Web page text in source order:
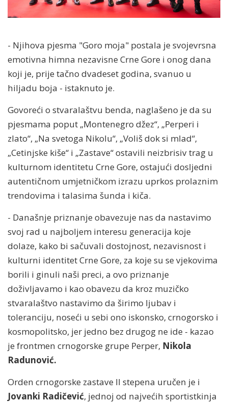
- Njihova pjesma "Goro moja" postala je svojevrsna
emotivna himna nezavisne Crne Gore i onog dana
koji je, prije tačno dvadeset godina, svanuo u
hiljadu boja - istaknuto je.
Govoreći o stvaralaštvu benda, naglašeno je da su
pjesmama poput „Montenegro džez“, „Perperi i
zlato“, „Na svetoga Nikolu“, „Voliš dok si mlad“,
„Cetinjske kiše“ i „Zastave“ ostavili neizbrisiv trag u
kulturnom identitetu Crne Gore, ostajući dosljedni
autentičnom umjetničkom izrazu uprkos prolaznim
trendovima i talasima šunda i kiča.
- Današnje priznanje obavezuje nas da nastavimo
svoj rad u najboljem interesu generacija koje
dolaze, kako bi sačuvali dostojnost, nezavisnost i
kulturni identitet Crne Gore, za koje su se vjekovima
borili i ginuli naši preci, a ovo priznanje
doživljavamo i kao obavezu da kroz muzičko
stvaralaštvo nastavimo da širimo ljubav i
toleranciju, noseći u sebi ono iskonsko, crnogorsko i
kosmopolitsko, jer jedno bez drugog ne ide - kazao
je frontmen crnogorske grupe Perper, Nikola
Radunović.
Orden crnogorske zastave II stepena uručen je i
Jovanki Radičević, jednoj od najvećih sportistkinja